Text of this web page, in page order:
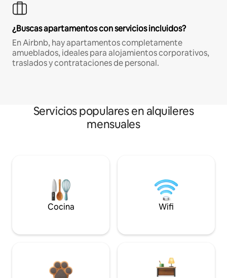
¿Buscas apartamentos con servicios incluidos?
En Airbnb, hay apartamentos completamente
amueblados, ideales para alojamientos corporativos,
traslados y contrataciones de personal.
Servicios populares en alquileres
mensuales
Cocina Wifi